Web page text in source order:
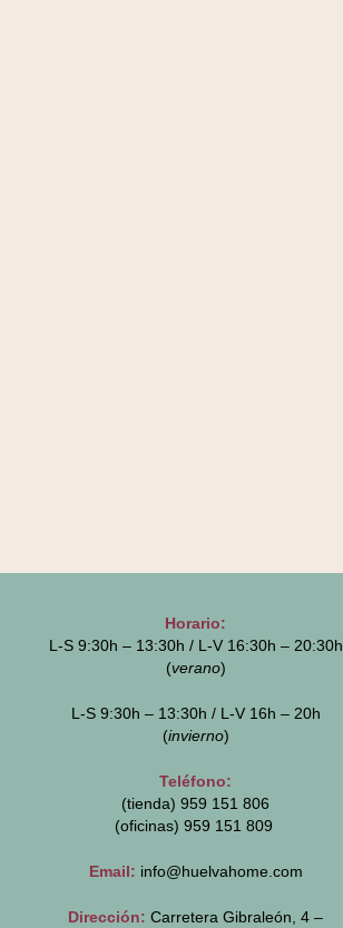
Horario:
L-S 9:30h – 13:30h / L-V 16:30h – 20:30h
(verano)
L-S 9:30h – 13:30h / L-V 16h – 20h
(invierno)
Teléfono:
(tienda) 959 151 806
(oficinas) 959 151 809
Email: info@huelvahome.com
Dirección: Carretera Gibraleón, 4 –